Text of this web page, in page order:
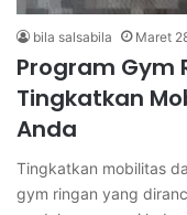
bila salsabila Maret
Program Gym
Tingkatkan
Anda
Tingkatkan mobilitas
gym ringan yang